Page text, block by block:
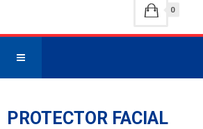
0
PROTECTOR FACIAL